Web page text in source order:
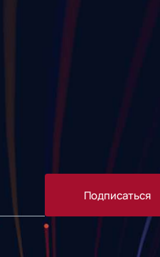
Подписаться